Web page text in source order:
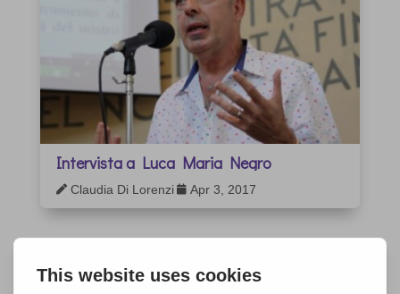
Intervista a Luca Maria Negro
 Claudia Di Lorenzi  Apr 3, 2017